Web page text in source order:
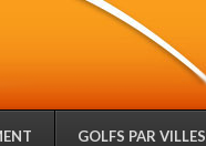
GOLFS PAR VILLES